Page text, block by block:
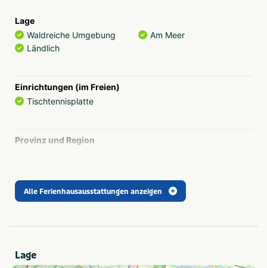
Lage
Waldreiche Umgebung
Ländlich
Am Meer
Einrichtungen (im Freien)
Tischtennisplatte
Provinz und Region
Thema
Empfohlen für
Alle Ferienhausausstattungen anzeigen
Lage